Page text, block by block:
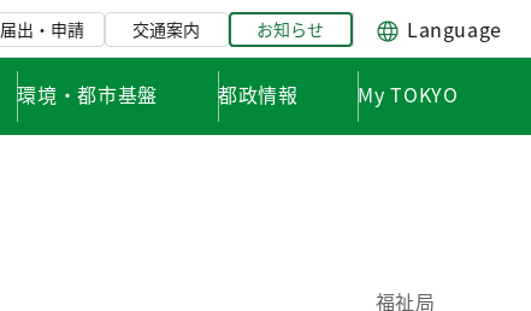
届出・申請 交通案内 お知らせ Language
環境・都市基盤 都政情報 My TOKYO
福祉局